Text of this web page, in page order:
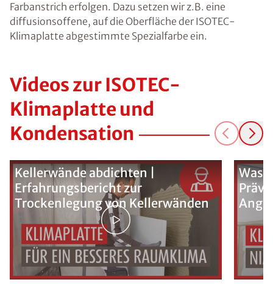
Farbanstrich erfolgen. Dazu setzen wir z.B. eine
diffusionsoffene, auf die Oberfläche der ISOTEC-
Klimaplatte abgestimmte Spezialfarbe ein.
Videos zur ISOTEC-
Klimaplatte und
Kondensation
Kellerwände abdichten |
Erfahrungsbericht zur
Trockenlegung von Kellerwänden
Was